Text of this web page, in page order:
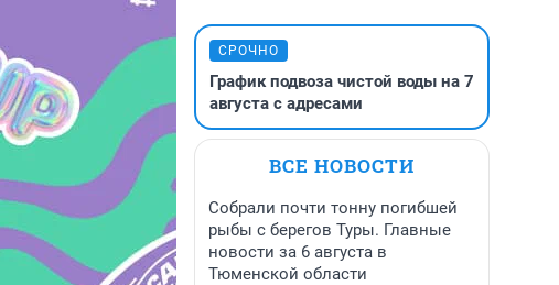
СРОЧНО
График подвоза чистой воды на 7
августа с адресами
ВСЕ НОВОСТИ
Собрали почти тонну погибшей
рыбы с берегов Туры. Главные
новости за 6 августа в
Тюменской области